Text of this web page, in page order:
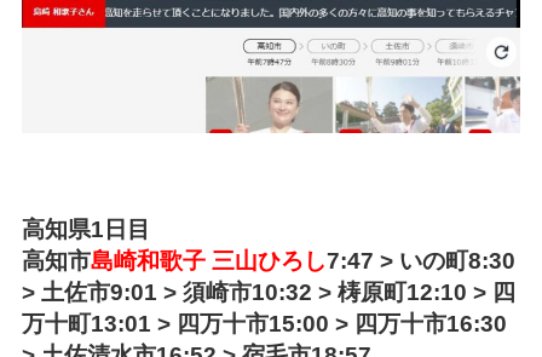
高知県1日目
高知市島崎和歌子 三山ひろし7:47 > いの町8:30
> 土佐市9:01 > 須崎市10:32 > 梼原町12:10 > 四
万十町13:01 > 四万十市15:00 > 四万十市16:30